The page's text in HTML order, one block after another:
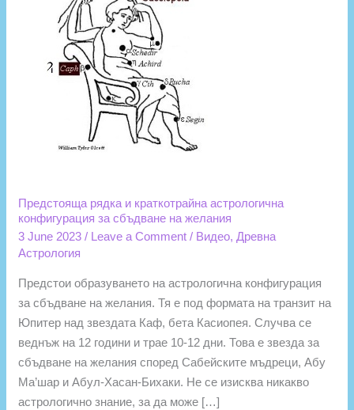
Предстояща рядка и краткотрайна астрологична
конфигурация за сбъдване на желания
3 June 2023/ Leave a Comment / Видео,Древна
Астрология
Предстои образуването на астрологична конфигурация
за сбъдване на желания. Тя е под формата на транзит на
Юпитер над звездата Каф, бета Касиопея. Случва се
веднъж на 12 години и трае 10-12 дни. Това е звезда за
сбъдване на желания според Сабейските мъдреци, Абу
Ма’шар и Абул-Хасан-Бихаки. Не се изисква никакво
астрологично знание, за да може […]
краткотрайна
астрологична
конфигурация